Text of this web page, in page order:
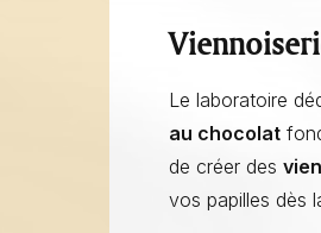
Le laboratoire
au chocolat
de créer des
vos papilles dès